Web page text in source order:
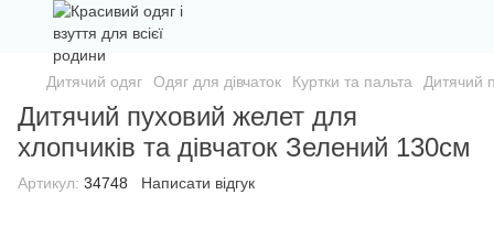
Дитячий одяг Одяг для дівчаток Куртки та пальта Дитячий
Дитячий пуховий желет для
хлопчиків та дівчаток Зелений 130см
Артикул: 34748 Написати відгук